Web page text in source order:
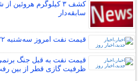
سابقه‌دار
قیمت نفت امروز سه‌شنبه ۲۲ اردیبهشت
ظرفیت گازی قطر از بین